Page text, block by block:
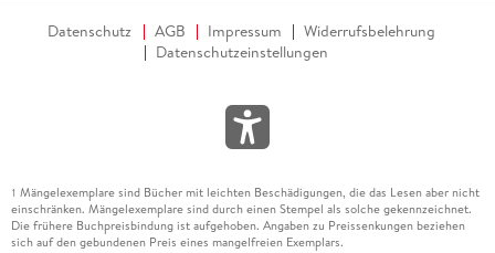
Datenschutz AGB Impressum
Widerrufsbelehrung
Datenschutzeinstellungen
1 Mängelexemplare sind Bücher mit leichten Beschädigungen, die das Lesen aber nicht
einschränken. Mängelexemplare sind durch einen Stempel als solche gekennzeichnet.
Die frühere Buchpreisbindung ist aufgehoben. Angaben zu Preissenkungen beziehen
sich auf den gebundenen Preis eines mangelfreien Exemplars.